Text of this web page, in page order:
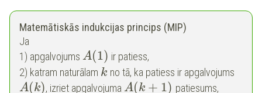
Matemātiskās indukcijas princips (MIP)
Ja
1) apgalvojums A(1) ir patiess,
2) katram naturālam k no tā, ka patiess ir apgalvojums
A(k), izriet apgalvojumaA(k + 1) patiesums,